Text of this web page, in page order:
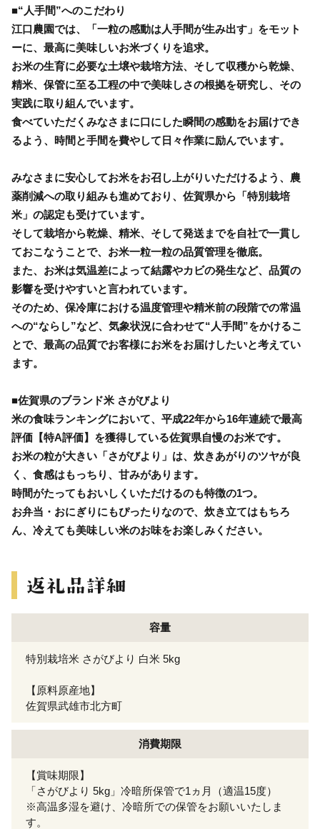
■“人手間”へのこだわり
江口農園では、「一粒の感動は人手間が生み出す」をモット
ーに、最高に美味しいお米づくりを追求。
お米の生育に必要な土壌や栽培方法、そして収穫から乾燥、
精米、保管に至る工程の中で美味しさの根拠を研究し、その
実践に取り組んでいます。
食べていただくみなさまに口にした瞬間の感動をお届けでき
るよう、時間と手間を費やして日々作業に励んでいます。
みなさまに安心してお米をお召し上がりいただけるよう、農
薬削減への取り組みも進めており、佐賀県から「特別栽培
米」の認定も受けています。
そして栽培から乾燥、精米、そして発送までを自社で一貫し
ておこなうことで、お米一粒一粒の品質管理を徹底。
また、お米は気温差によって結露やカビの発生など、品質の
影響を受けやすいと言われています。
そのため、保冷庫における温度管理や精米前の段階での常温
への“ならし”など、気象状況に合わせて“人手間”をかけるこ
とで、最高の品質でお客様にお米をお届けしたいと考えてい
ます。
■佐賀県のブランド米 さがびより
米の食味ランキングにおいて、平成22年から16年連続で最高
評価【特A評価】を獲得している佐賀県自慢のお米です。
お米の粒が大きい「さがびより」は、炊きあがりのツヤが良
く、食感はもっちり、甘みがあります。
時間がたってもおいしくいただけるのも特徴の1つ。
お弁当・おにぎりにもぴったりなので、炊き立てはもちろ
ん、冷えても美味しい米のお味をお楽しみください。
容量
特別栽培米 さがびより 白米 5kg
【原料原産地】
佐賀県武雄市北方町
消費期限
【賞味期限】
「さがびより 5kg」冷暗所保管で1ヵ月（適温15度）
※高温多湿を避け、冷暗所での保管をお願いいたしま
す。